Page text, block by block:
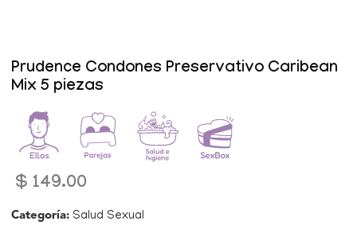
Prudence Condones Preservativo Caribean
Mix 5 piezas
Precio
$ 149.00
Categoría: Salud Sexual